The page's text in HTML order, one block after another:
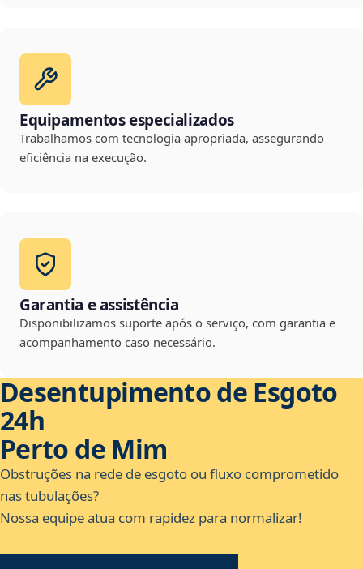
Equipamentos especializados
Trabalhamos com tecnologia apropriada, assegurando
eficiência na execução.
Garantia e assistência
Disponibilizamos suporte após o serviço, com garantia e
acompanhamento caso necessário.
Desentupimento de Esgoto
24h
Perto de Mim
Obstruções na rede de esgoto ou fluxo comprometido
nas tubulações?
Nossa equipe atua com rapidez para normalizar!